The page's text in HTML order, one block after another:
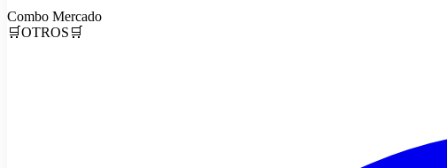
Combo Mercado
🛒OTROS🛒